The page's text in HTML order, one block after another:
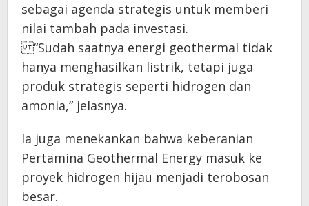
sebagai agenda strategis untuk memberi
nilai tambah pada investasi.
“Sudah saatnya energi geothermal tidak
hanya menghasilkan listrik, tetapi juga
produk strategis seperti hidrogen dan
amonia,” jelasnya.
Ia juga menekankan bahwa keberanian
Pertamina Geothermal Energy masuk ke
proyek hidrogen hijau menjadi terobosan
besar.